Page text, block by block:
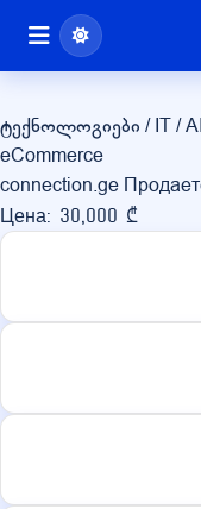
ტექნოლოგიები / IT /
eCommerce
connection.ge
Цена: 30,000 ₾